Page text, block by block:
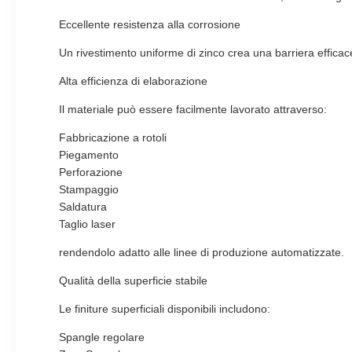
Eccellente resistenza alla corrosione
Un rivestimento uniforme di zinco crea una barriera
Alta efficienza di elaborazione
Il materiale può essere facilmente lavorato attraverso:
Fabbricazione a rotoli
Piegamento
Perforazione
Stampaggio
Saldatura
Taglio laser
rendendolo adatto alle linee di produzione automatizzate.
Qualità della superficie stabile
Le finiture superficiali disponibili includono:
Spangle regolare